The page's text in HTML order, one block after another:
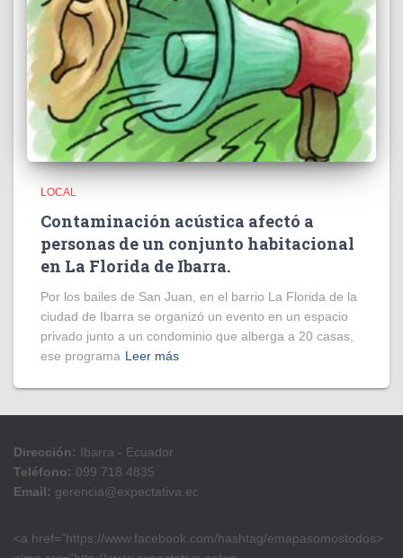
LOCAL
Contaminación acústica afectó a
personas de un conjunto habitacional
en La Florida de Ibarra.
Por los bailes de San Juan, en el barrio La Florida de la
ciudad de Ibarra se organizó un evento en un espacio
privado junto a un condominio que alberga a 20 casas,
ese programa Leer más
Dirección: Ibarra - Ecuador
Teléfono: 099 718 4835
Email: gerencia@expectativa.ec
<a href=”https://www.facebook.com/hashtag/emapasomostodos>